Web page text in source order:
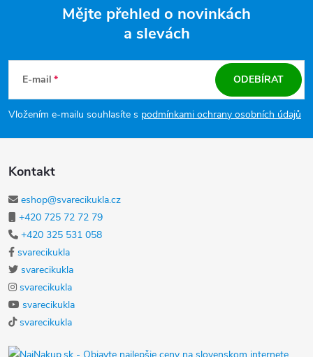
Mějte přehled o novinkách
a slevách
E-mail
Vložením e-mailu souhlasíte s podmínkami ochrany osobních údajů
ODEBÍRAT
Kontakt
eshop@svarecikukla.cz
+420 725 72 72 79
+420 325 531 058
svarecikukla
svarecikukla
svarecikukla
svarecikukla
svarecikukla